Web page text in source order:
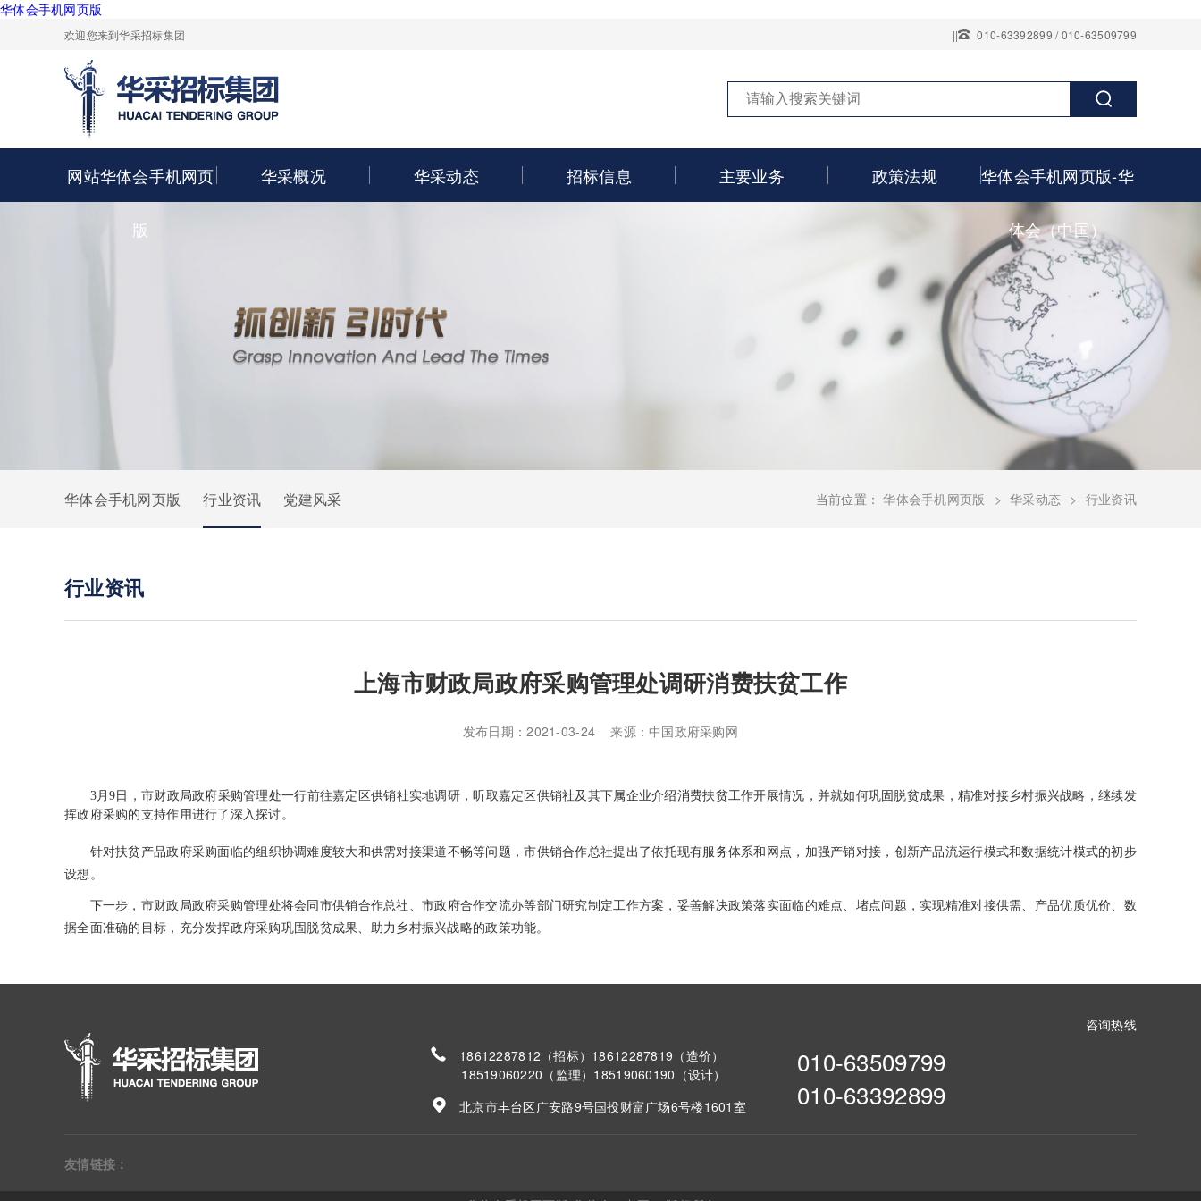
华体会手机网页版
欢迎您来到华采招标集团 || 010-63392899 / 010-63509799
网站华体会手机网页
版
华采概况 华采动态 招标信息 主要业务 政策法规 华体会手机网页版-华
体会（中国）
华体会手机网页版 行业资讯 党建风采 当前位置： 华体会手机网页版 华采动态 行业资讯
行业资讯
上海市财政局政府采购管理处调研消费扶贫工作
发布日期：2021-03-24 来源：中国政府采购网
3月9日，市财政局政府采购管理处一行前往嘉定区供销社实地调研，听取嘉定区供销社及其下属企业介绍消费扶贫工作开展情况，并就如何巩固脱贫成果，精准对接乡村振兴战略，继续发
挥政府采购的支持作用进行了深入探讨。
针对扶贫产品政府采购面临的组织协调难度较大和供需对接渠道不畅等问题，市供销合作总社提出了依托现有服务体系和网点，加强产销对接，创新产品流运行模式和数据统计模式的初步
设想。
下一步，市财政局政府采购管理处将会同市供销合作总社、市政府合作交流办等部门研究制定工作方案，妥善解决政策落实面临的难点、堵点问题，实现精准对接供需、产品优质优价、数
据全面准确的目标，充分发挥政府采购巩固脱贫成果、助力乡村振兴战略的政策功能。
18612287812（招标）18612287819（造价）
18519060220（监理）18519060190（设计）
北京市丰台区广安路9号国投财富广场6号楼1601室
咨询热线
010-63509799
010-63392899
友情链接：